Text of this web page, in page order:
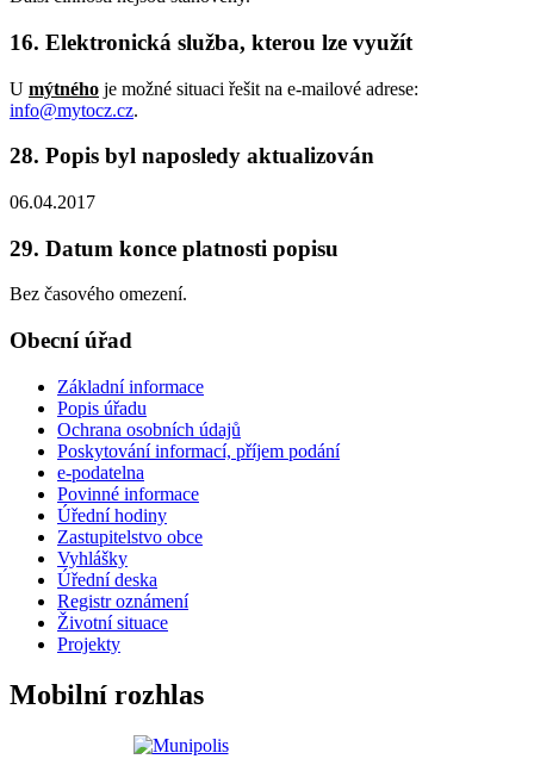
16. Elektronická služba, kterou lze využít
U mýtného je možné situaci řešit na e-mailové adrese:
info@mytocz.cz.
28. Popis byl naposledy aktualizován
06.04.2017
29. Datum konce platnosti popisu
Bez časového omezení.
Obecní úřad
Základní informace
Popis úřadu
Ochrana osobních údajů
Poskytování informací, příjem podání
e-podatelna
Povinné informace
Úřední hodiny
Zastupitelstvo obce
Vyhlášky
Úřední deska
Registr oznámení
Životní situace
Projekty
Mobilní rozhlas